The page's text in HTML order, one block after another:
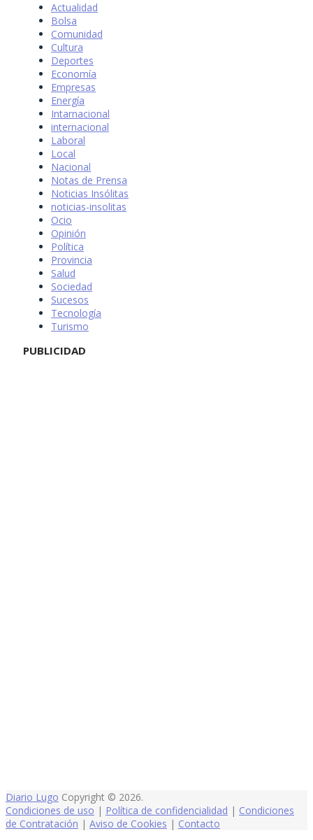
Actualidad
Bolsa
Comunidad
Cultura
Deportes
Economía
Empresas
Energía
Intarnacional
internacional
Laboral
Local
Nacional
Notas de Prensa
Noticias Insólitas
noticias-insolitas
Ocio
Opinión
Política
Provincia
Salud
Sociedad
Sucesos
Tecnología
Turismo
PUBLICIDAD
Diario Lugo Copyright © 2026.
Condiciones de uso | Política de confidencialidad | Condiciones
de Contratación | Aviso de Cookies | Contacto